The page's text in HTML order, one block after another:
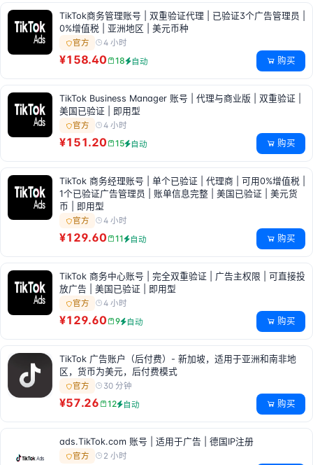
TikTok商务管理账号 | 双重验证代理 | 已验证3个广告管理员 |
0%增值税 | 亚洲地区 | 美元币种
官方 4 小时
¥158.40 18 自动 购买
TikTok Business Manager 账号 | 代理与商业版 | 双重验证 |
美国已验证 | 即用型
官方 4 小时
¥151.20 15 自动 购买
TikTok 商务经理账号 | 单个已验证 | 代理商 | 可用0%增值税 |
1个已验证广告管理员 | 账单信息完整 | 美国已验证 | 美元货
币 | 即用型
官方 4 小时
¥129.60 11 自动 购买
TikTok 商务中心账号 | 完全双重验证 | 广告主权限 | 可直接投
放广告 | 美国已验证 | 即用型
官方 4 小时
¥129.60 9 自动 购买
TikTok 广告账户（后付费）- 新加坡，适用于亚洲和南非地
区，货币为美元，后付费模式
官方 30 分钟
¥57.26 12 自动 购买
ads.TikTok.com 账号 | 适用于广告 | 德国IP注册
官方 2 小时